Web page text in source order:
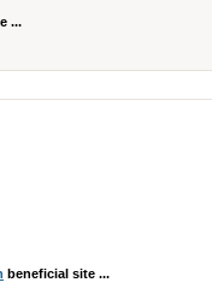
...
beneficial site ...